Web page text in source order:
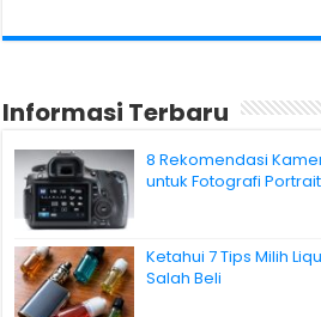
Informasi Terbaru
8 Rekomendasi
untuk Fotografi
Ketahui 7 Tips Milih
Salah Beli